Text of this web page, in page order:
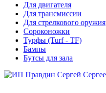
Для двигателя
Для трансмиссии
Для стрелкового оружия
Сороконожки
Турфы (Turf - TF)
Бампы
Бутсы для зала